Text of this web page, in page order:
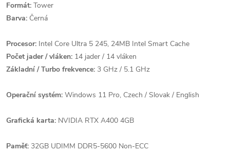
Formát: Tower
Barva: Černá
Procesor: Intel Core Ultra 5 245, 24MB Intel Smart Cache
Počet jader / vláken: 14 jader / 14 vláken
Základní / Turbo frekvence: 3 GHz / 5.1 GHz
Operační systém: Windows 11 Pro, Czech / Slovak / English
Grafická karta: NVIDIA RTX A400 4GB
Paměť: 32GB UDIMM DDR5-5600 Non-ECC